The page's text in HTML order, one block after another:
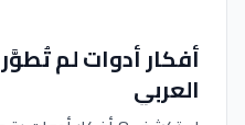
أفكار أدوات لم
العربي